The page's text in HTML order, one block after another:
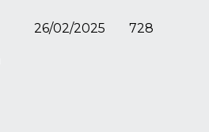
26/02/2025 728